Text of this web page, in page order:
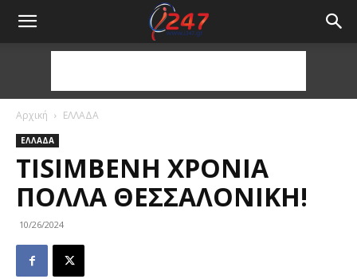
Αρχική ΕΛΛΑΔΑ
ΕΛΛΑΔΑ
TISIMΒΕΝΗ ΧΡΌΝΙΑ
ΠΟΛΛΆ ΘΕΣΣΑΛΟΝΊΚΗ!
10/26/2024